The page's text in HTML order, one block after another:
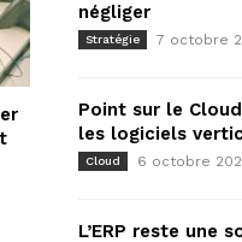
négliger
Stratégie 7 octobre
Point sur le
les logiciels
Cloud 6 octobre
L’ERP reste une